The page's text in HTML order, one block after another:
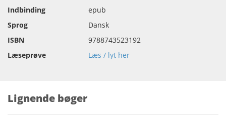
Indbinding
epub
Sprog
Dansk
ISBN
9788743523192
Læseprøve
Læs / lyt her
Lignende bøger